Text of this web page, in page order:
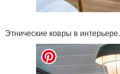
Этнические ковры в интерьере.